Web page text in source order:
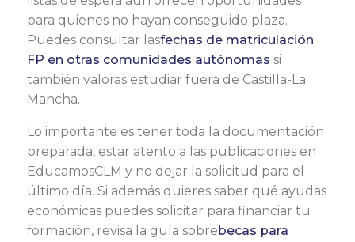
para quienes no hayan conseguido plaza.
Puedes consultar lasfechas de matriculación
FP en otras comunidades autónomas si
también valoras estudiar fuera de Castilla-La
Mancha.
Lo importante es tener toda la documentación
preparada, estar atento a las publicaciones en
EducamosCLM y no dejar la solicitud para el
último día. Si además quieres saber qué ayudas
económicas puedes solicitar para financiar tu
formación, revisa la guía sobre becas para